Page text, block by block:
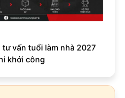
vấn tuổi làm nhà 2027
khởi công